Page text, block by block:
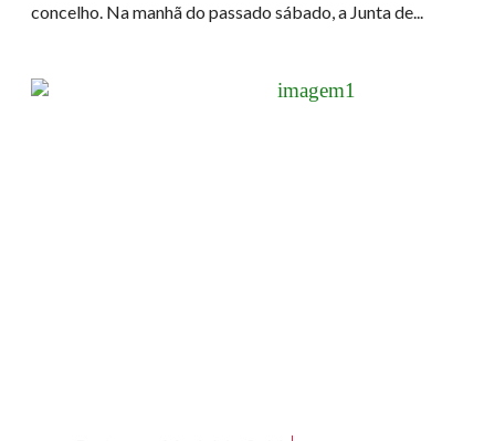
concelho. Na manhã do passado sábado, a Junta de...